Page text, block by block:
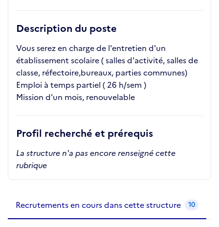
Description du poste
Vous serez en charge de l'entretien d'un
établissement scolaire ( salles d'activité, salles de
classe, réfectoire,bureaux, parties communes)
Emploi à temps partiel ( 26 h/sem )
Mission d'un mois, renouvelable
Profil recherché et prérequis
La structure n'a pas encore renseigné cette
rubrique
Recrutements en cours dans cette structure 10